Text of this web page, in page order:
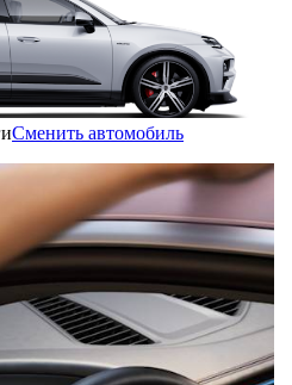
Сменить автомобиль